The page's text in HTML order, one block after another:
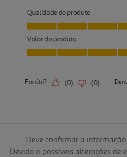
Deve confirmar a
Devido a possíveis alterações de